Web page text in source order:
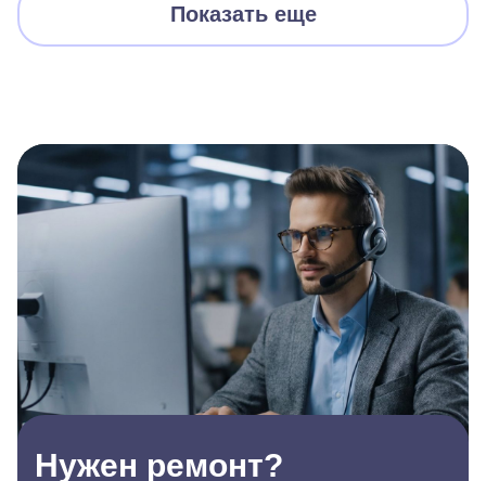
Показать еще
Нужен ремонт?